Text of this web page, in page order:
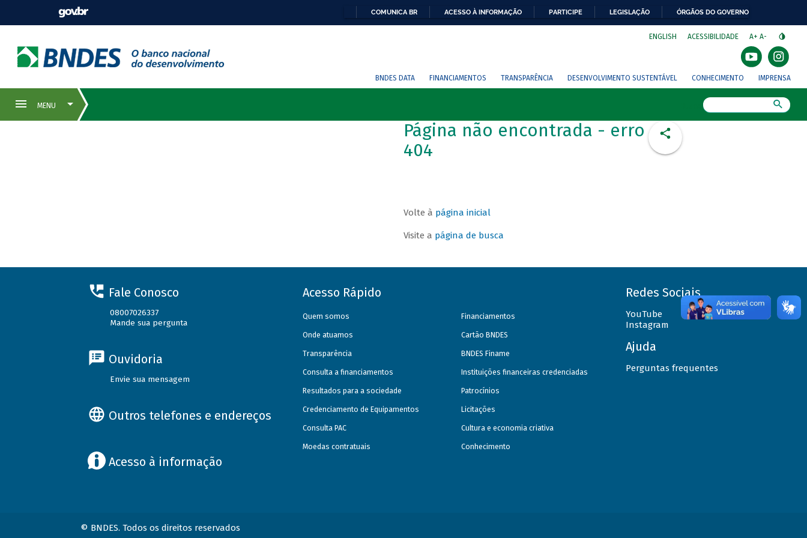
COMUNICA BR ACESSO À INFORMAÇÃO PARTICIPE LEGISLAÇÃO ÓRGÃOS DO GOVERNO
ENGLISH ACESSIBILIDADE A+ A-
BNDES DATA FINANCIAMENTOS TRANSPARÊNCIA DESENVOLVIMENTO SUSTENTÁVEL CONHECIMENTO IMPRENSA
Página não encontrada - erro
404
Volte à página inicial
Visite a página de busca
Fale Conosco
08007026337
Mande sua pergunta
Ouvidoria
Envie sua mensagem
Outros telefones e endereços
Acesso à informação
Acesso Rápido
Quem somos
Onde atuamos
Transparência
Consulta a financiamentos
Resultados para a sociedade
Credenciamento de Equipamentos
Consulta PAC
Moedas contratuais
Financiamentos
Cartão BNDES
BNDES Finame
Instituições financeiras credenciadas
Patrocínios
Licitações
Cultura e economia criativa
Conhecimento
Redes Sociais
YouTube
Instagram
Ajuda
Perguntas frequentes
© BNDES. Todos os direitos reservados